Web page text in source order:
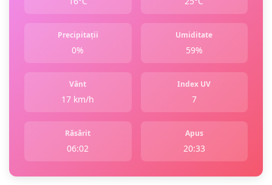
Precipitații
0%
Umiditate
59%
Vânt
17 km/h
Index UV
7
Răsărit
06:02
Apus
20:33